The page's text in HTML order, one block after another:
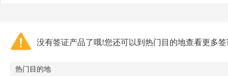
没有签证产品了哦!您还可以到热门目的地查看更多
热门目的地